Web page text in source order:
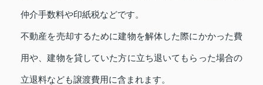
仲介手数料や印紙税などです。
不動産を売却するために建物を解体した際にかかった費
用や、建物を貸していた方に立ち退いてもらった場合の
立退料なども譲渡費用に含まれます。